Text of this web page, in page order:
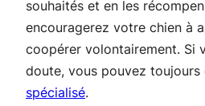
souhaités et en les
encouragerez votre chien à
coopérer volontairement. Si
doute, vous pouvez toujours
spécialisé.